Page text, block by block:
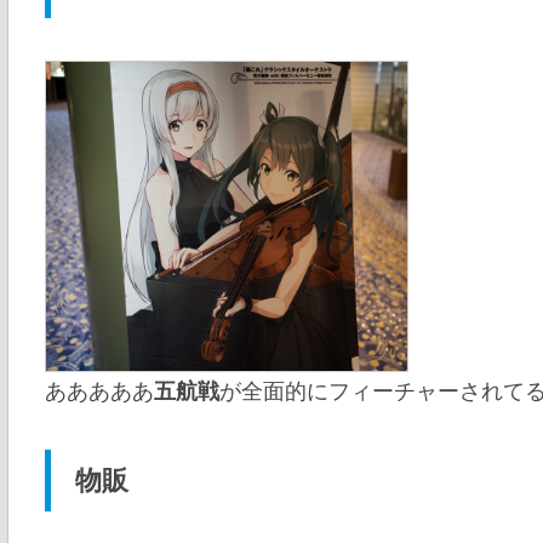
あああああ五航戦が全面的にフィーチャーされて
物販